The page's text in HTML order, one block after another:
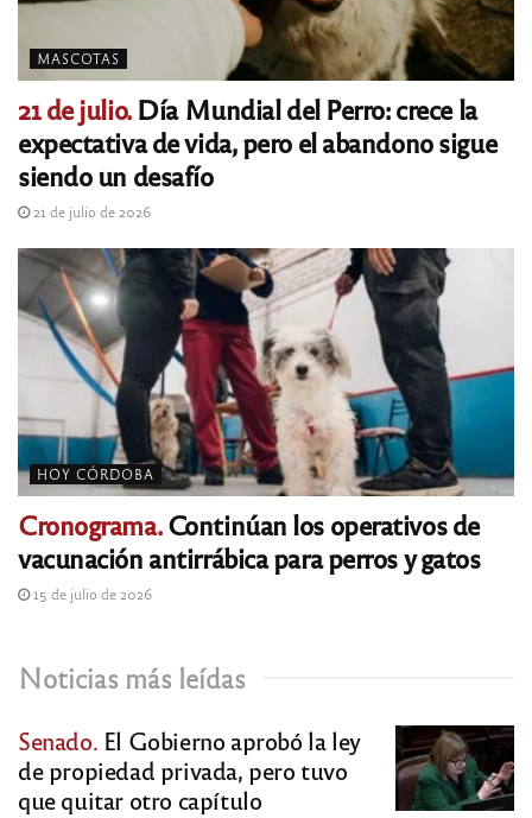
MASCOTAS
21 de julio.Día Mundial del Perro: crece la
expectativa de vida, pero el abandono sigue
siendo un desafío
21 de julio de 2026
HOY CÓRDOBA
Cronograma.Continúan los operativos de
vacunación antirrábica para perros y gatos
15 de julio de 2026
Noticias más leídas
Senado. El Gobierno aprobó la ley
de propiedad privada, pero tuvo
que quitar otro capítulo